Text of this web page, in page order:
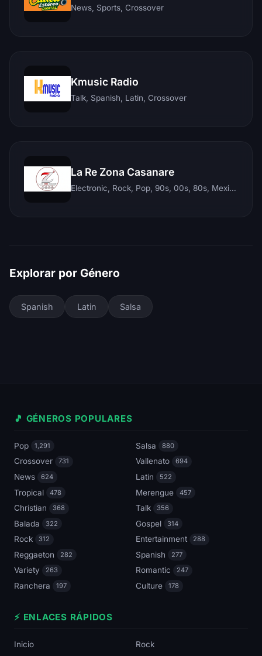
News, Sports, Crossover
Kmusic Radio
Talk, Spanish, Latin, Crossover
La Re Zona Casanare
Electronic, Rock, Pop, 90s, 00s, 80s, Mexican, Ranchera, Reggaeton, Instrumental, Salsa, Merengue, Tropical, Romantic, Vallenato, Llanera
Explorar por Género
Spanish Latin Salsa
🎵 GÉNEROS POPULARES
Pop 1,291 Salsa 880
Crossover 731 Vallenato 694
News 624 Latin 522
Tropical 478 Merengue 457
Christian 368 Talk 356
Balada 322 Gospel 314
Rock 312 Entertainment 288
Reggaeton 282 Spanish 277
Variety 263 Romantic 247
Ranchera 197 Culture 178
⚡ ENLACES RÁPIDOS
Inicio
Rock